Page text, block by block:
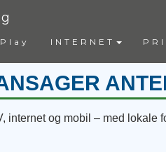
INTERNET
internet og mobil – med lokale